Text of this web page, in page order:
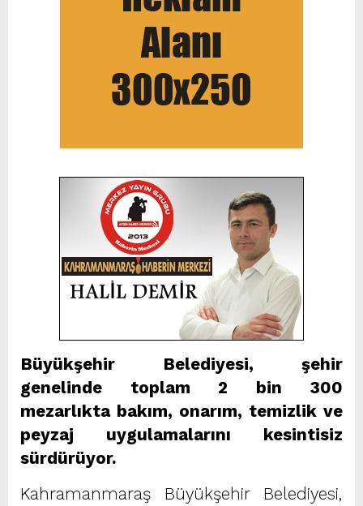
Büyükşehir Belediyesi, şehir
genelinde toplam 2 bin 300
mezarlıkta bakım, onarım, temizlik ve
peyzaj uygulamalarını kesintisiz
sürdürüyor.
Kahramanmaraş Büyükşehir Belediyesi,